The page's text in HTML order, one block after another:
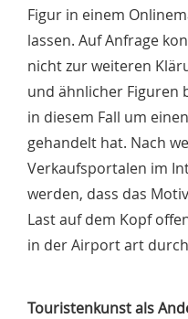
Figur in einem
lassen. Auf Anfrage
nicht zur weiteren
und ähnlicher Figuren
in diesem Fall um
gehandelt hat. Nach
Verkaufsportalen im
werden, dass das
Last auf dem Kopf
in der Airport art
Touristenkunst als